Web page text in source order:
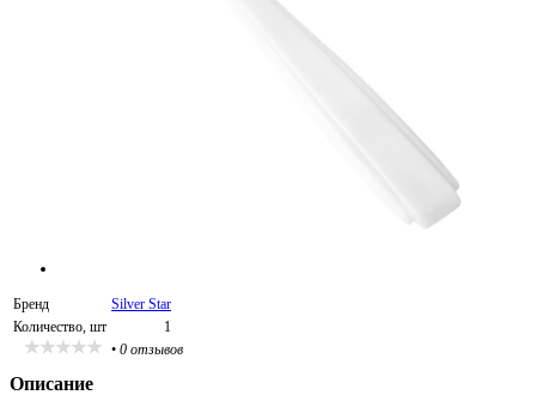
Бренд
Silver Star
Количество, шт
1
• 0 отзывов
Описание